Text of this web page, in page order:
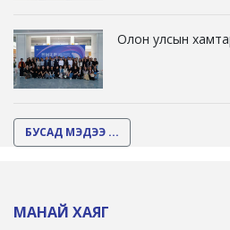
Олон улсын
БУСАД МЭДЭЭ ...
МАНАЙ ХАЯГ